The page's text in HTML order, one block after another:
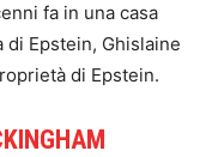
fa in una casa
di Epstein, Ghislaine
di Epstein.